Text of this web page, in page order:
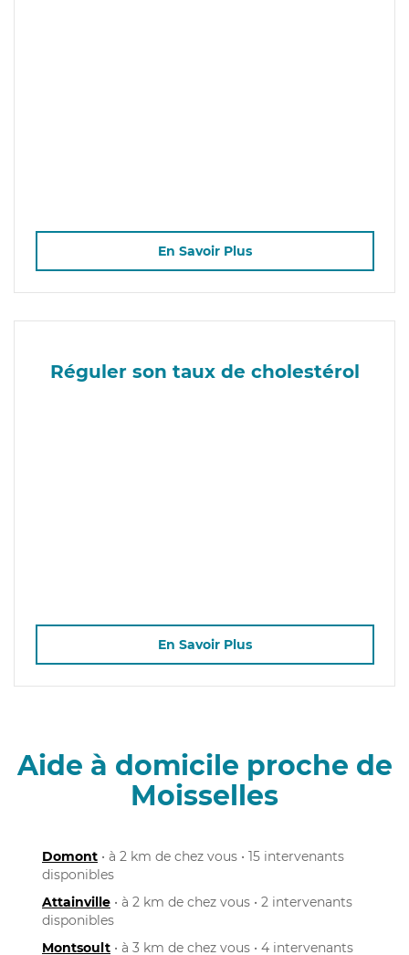
En Savoir Plus
Réguler son taux de cholestérol
En Savoir Plus
Aide à domicile proche de
Moisselles
Domont • à 2 km de chez vous • 15 intervenants
disponibles
Attainville • à 2 km de chez vous • 2 intervenants
disponibles
Montsoult • à 3 km de chez vous • 4 intervenants